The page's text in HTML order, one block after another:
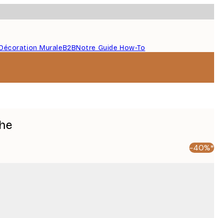
MuraleB2BNotre Guide How-To
-40%*